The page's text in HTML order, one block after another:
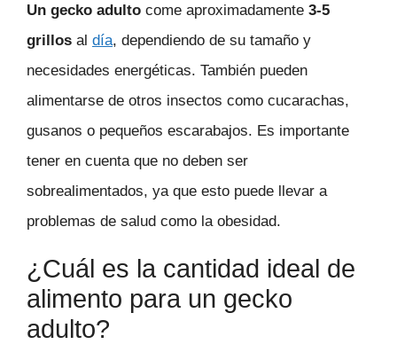
Un gecko adulto come aproximadamente 3-5
grillos al día, dependiendo de su tamaño y
necesidades energéticas. También pueden
alimentarse de otros insectos como cucarachas,
gusanos o pequeños escarabajos. Es importante
tener en cuenta que no deben ser
sobrealimentados, ya que esto puede llevar a
problemas de salud como la obesidad.
¿Cuál es la cantidad ideal de
alimento para un gecko
adulto?